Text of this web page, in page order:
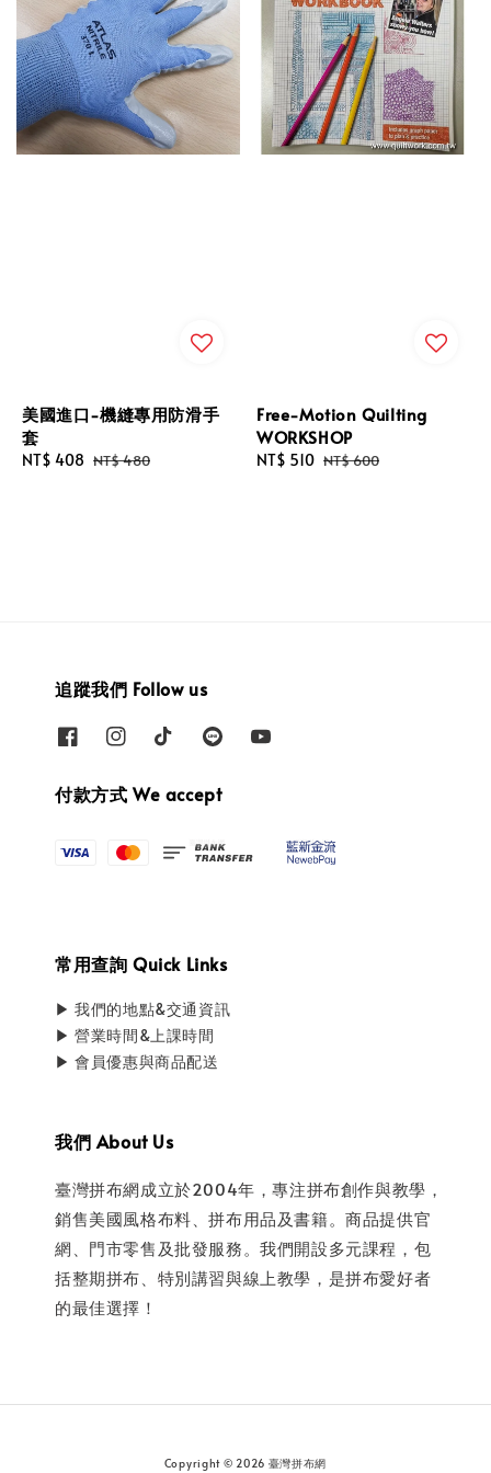
美國進口-機縫專用防滑手
套
Sale
NT$ 408 Regular
NT$ 480
Free-Motion Quilting
WORKSHOP
Sale
NT$ 510 Regular
NT$ 600
追蹤我們 Follow us
付款方式 We accept
常用查詢 Quick Links
▶ 我們的地點&交通資訊
▶ 營業時間&上課時間
▶ 會員優惠與商品配送
我們 About Us
臺灣拼布網成立於2004年，專注拼布創作與教學，
銷售美國風格布料、拼布用品及書籍。商品提供官
網、門市零售及批發服務。我們開設多元課程，包
括整期拼布、特別講習與線上教學，是拼布愛好者
的最佳選擇！
Copyright © 2026 臺灣拼布網